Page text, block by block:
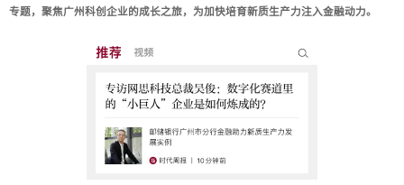
专题，聚焦广州科创企业的成长之旅，为加快培育新质生产力注入金融动力。